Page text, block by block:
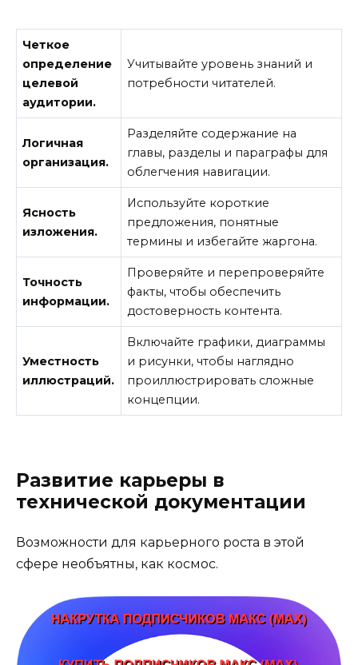
Четкое
определение
целевой
аудитории.
Учитывайте уровень знаний и
потребности читателей.
Логичная
организация.
Разделяйте содержание на
главы, разделы и параграфы для
облегчения навигации.
Ясность
изложения.
Используйте короткие
предложения, понятные
термины и избегайте жаргона.
Точность
информации.
Проверяйте и перепроверяйте
факты, чтобы обеспечить
достоверность контента.
Уместность
иллюстраций.
Включайте графики, диаграммы
и рисунки, чтобы наглядно
проиллюстрировать сложные
концепции.
Развитие карьеры в
технической документации
Возможности для карьерного роста в этой
сфере необъятны, как космос.